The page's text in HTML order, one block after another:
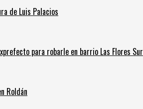
de Luis Palacios
para robarle en barrio Las Flores Sur
Roldán